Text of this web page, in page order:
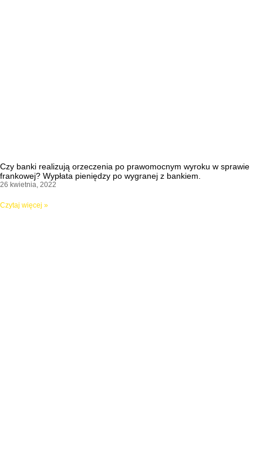
Czy banki realizują orzeczenia po prawomocnym wyroku w sprawie
frankowej? Wypłata pieniędzy po wygranej z bankiem.
26 kwietnia, 2022
Czytaj więcej »